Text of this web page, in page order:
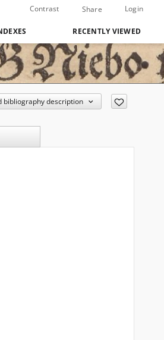
Contrast Share Login
RECENTLY VIEWED
bibliography description